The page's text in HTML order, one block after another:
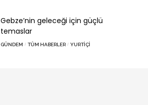
Gebze’nin geleceği için güçlü
temaslar
GÜNDEM TÜM HABERLER YURTIÇI